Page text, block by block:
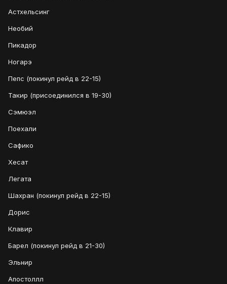
Астхельсинг
Необий
Пикадор
Ногарэ
Пепс (покинул рейд в 22-15)
Такир (присоединился в 19-30)
Сэмюэл
Поехали
Сафико
Хесат
Легата
Шахран (покинул рейд в 22-15)
Дорис
Клавир
Барел (покинул рейд в 21-30)
Эльнир
Апостоллл